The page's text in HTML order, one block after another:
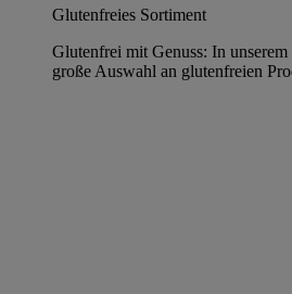
Glutenfreies Sortiment
Glutenfrei mit Genuss: In
große Auswahl an glutenfreien